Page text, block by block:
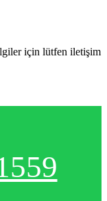
için lütfen iletişim